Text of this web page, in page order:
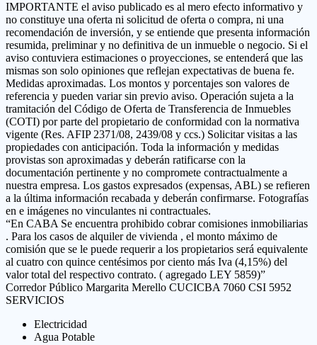
IMPORTANTE el aviso publicado es al mero efecto informativo y
no constituye una oferta ni solicitud de oferta o compra, ni una
recomendación de inversión, y se entiende que presenta información
resumida, preliminar y no definitiva de un inmueble o negocio. Si el
aviso contuviera estimaciones o proyecciones, se entenderá que las
mismas son solo opiniones que reflejan expectativas de buena fe.
Medidas aproximadas. Los montos y porcentajes son valores de
referencia y pueden variar sin previo aviso. Operación sujeta a la
tramitación del Código de Oferta de Transferencia de Inmuebles
(COTI) por parte del propietario de conformidad con la normativa
vigente (Res. AFIP 2371/08, 2439/08 y ccs.) Solicitar visitas a las
propiedades con anticipación. Toda la información y medidas
provistas son aproximadas y deberán ratificarse con la
documentación pertinente y no compromete contractualmente a
nuestra empresa. Los gastos expresados (expensas, ABL) se refieren
a la última información recabada y deberán confirmarse. Fotografías
en e imágenes no vinculantes ni contractuales.
“En CABA Se encuentra prohibido cobrar comisiones inmobiliarias
. Para los casos de alquiler de vivienda , el monto máximo de
comisión que se le puede requerir a los propietarios será equivalente
al cuatro con quince centésimos por ciento más Iva (4,15%) del
valor total del respectivo contrato. ( agregado LEY 5859)”
Corredor Público Margarita Merello CUCICBA 7060 CSI 5952
SERVICIOS
Electricidad
Agua Potable